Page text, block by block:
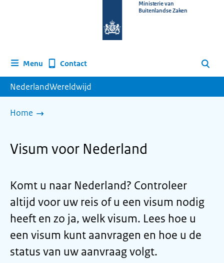
homepage
Ministerie van
Buitenlandse Zaken
Menu Contact Zoeken
NederlandWereldwijd
Home
Visum voor Nederland
Komt u naar Nederland? Controleer
altijd voor uw reis of u een visum nodig
heeft en zo ja, welk visum. Lees hoe u
een visum kunt aanvragen en hoe u de
status van uw aanvraag volgt.